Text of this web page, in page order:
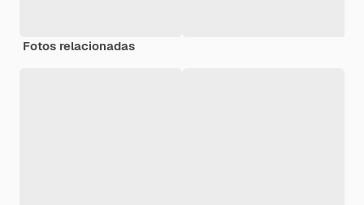
Fotos relacionadas